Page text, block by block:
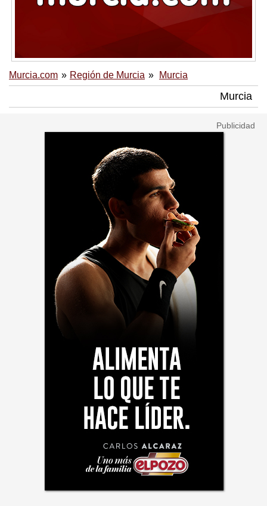
Murcia.com Región de Murcia Murcia
Murcia